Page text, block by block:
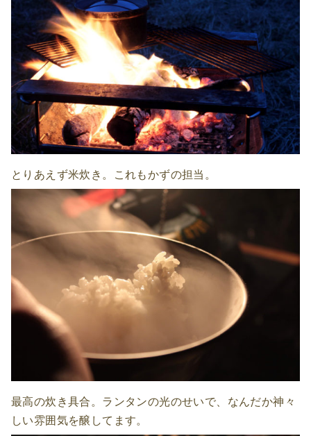
とりあえず米炊き。これもかずの担当。
最高の炊き具合。ランタンの光のせいで、なんだか神々
しい雰囲気を醸してます。